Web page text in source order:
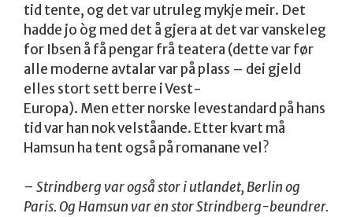
tid tente, og det var utruleg mykje meir. Det
hadde jo òg med det å gjera at det var vanskeleg
for Ibsen å få pengar frå teatera (dette var før
alle moderne avtalar var på plass – dei gjeld
elles stort sett berre i Vest-
Europa). Men etter norske levestandard på hans
tid var han nok velståande. Etter kvart må
Hamsun ha tent også på romanane vel?
– Strindberg var også stor i utlandet, Berlin og
Paris. Og Hamsun var en stor Strindberg-beundrer.